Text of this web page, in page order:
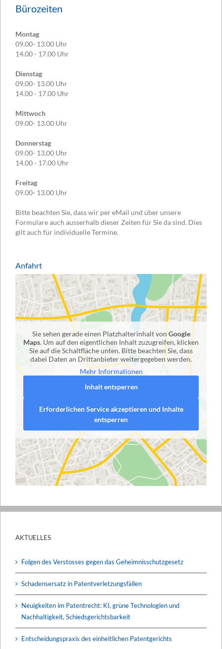
Bürozeiten
Montag
09.00- 13.00 Uhr
14.00 - 17.00 Uhr
Dienstag
09.00- 13.00 Uhr
14.00 - 17.00 Uhr
Mittwoch
09.00- 13.00 Uhr
Donnerstag
09.00- 13.00 Uhr
14.00 - 17.00 Uhr
Freitag
09.00- 13.00 Uhr
Bitte beachten Sie, dass wir per eMail und über unsere
Formulare auch ausserhalb dieser Zeiten für Sie da sind. Dies
gilt auch für individuelle Termine.
Anfahrt
Sie sehen gerade einen Platzhalterinhalt von Google
Maps. Um auf den eigentlichen Inhalt zuzugreifen, klicken
Sie auf die Schaltfläche unten. Bitte beachten Sie, dass
dabei Daten an Drittanbieter weitergegeben werden.
Mehr Informationen
Inhalt entsperren
Erforderlichen Service akzeptieren und Inhalte
entsperren
AKTUELLES
Folgen des Verstosses gegen das Geheimnisschutzgesetz
Schadensersatz in Patentverletzungsfällen
Neuigkeiten im Patentrecht: KI, grüne Technologien und
Nachhaltigkeit, Schiedsgerichtsbarkeit
Entscheidungspraxis des einheitlichen Patentgerichts